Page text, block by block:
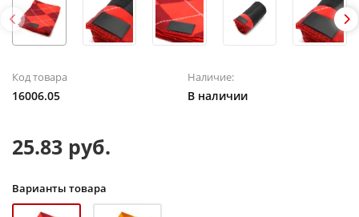
Код товара
16006.05
Наличие:
В наличии
25.83 руб.
Варианты товара